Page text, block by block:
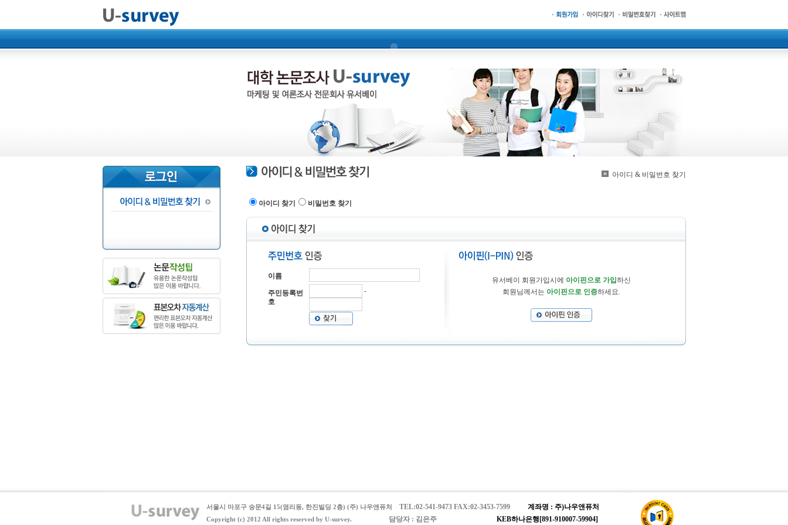
아이디 & 비밀번호 찾기
아이디 찾기 비밀번호 찾기
이름
주민등록번
호
-
유서베이 회원가입시에 아이핀으로 가입하신
회원님께서는 아이핀으로 인증하세요.
서울시 마포구 숭문4길 15(염리동, 한진빌딩 2층) (주) 나우앤퓨처 TEL:02-541-9473 FAX:02-3453-7599 계좌명 : 주)나우앤퓨처
Copyright (c) 2012 All rights reserved by U-survey. 담당자 : 김은주 KEB하나은행[891-910007-59904]